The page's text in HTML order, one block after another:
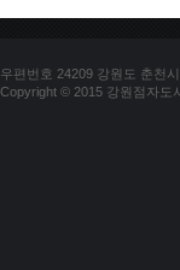
우편번호 24209 강원도 춘천
Copyright © 2015 강원점자도